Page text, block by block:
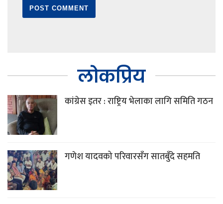
लोकप्रिय
कांग्रेस इतर : राष्ट्रिय भेलाका लागि समिति गठन
गणेश यादवको परिवारसँग सातबुँदे सहमति